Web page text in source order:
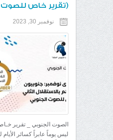
(تقرير خاص للصوت
نوفمبر 30, 2023
الصوت الجنوبي _ تقرير
ليس يوماً عابراً كسائر